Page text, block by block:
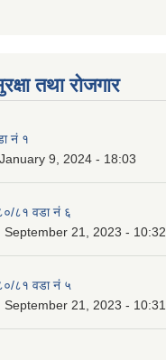
तथा रोजगार
नं १
9, 2024 - 18:03
८१ वडा नं ६
September 21, 2023 - 10:32
८१ वडा नं ५
September 21, 2023 - 10:31